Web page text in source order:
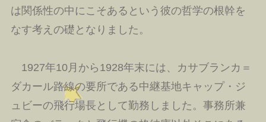
は関係性の中にこそあるという彼の哲学の根幹を
なす考えの礎となりました。
1927年10月から1928年末には、カサブランカ＝
ダカール路線の要所である中継基地キャップ・ジ
ュビーの飛行場長として勤務しました。事務所兼